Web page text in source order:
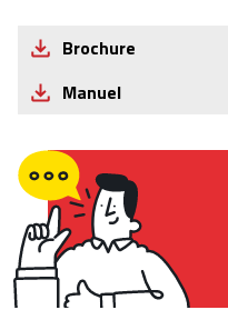
Brochure
Manuel